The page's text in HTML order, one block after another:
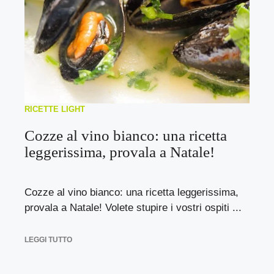
RICETTE LIGHT
Cozze al vino bianco: una ricetta
leggerissima, provala a Natale!
Cozze al vino bianco: una ricetta leggerissima,
provala a Natale! Volete stupire i vostri ospiti ...
LEGGI TUTTO